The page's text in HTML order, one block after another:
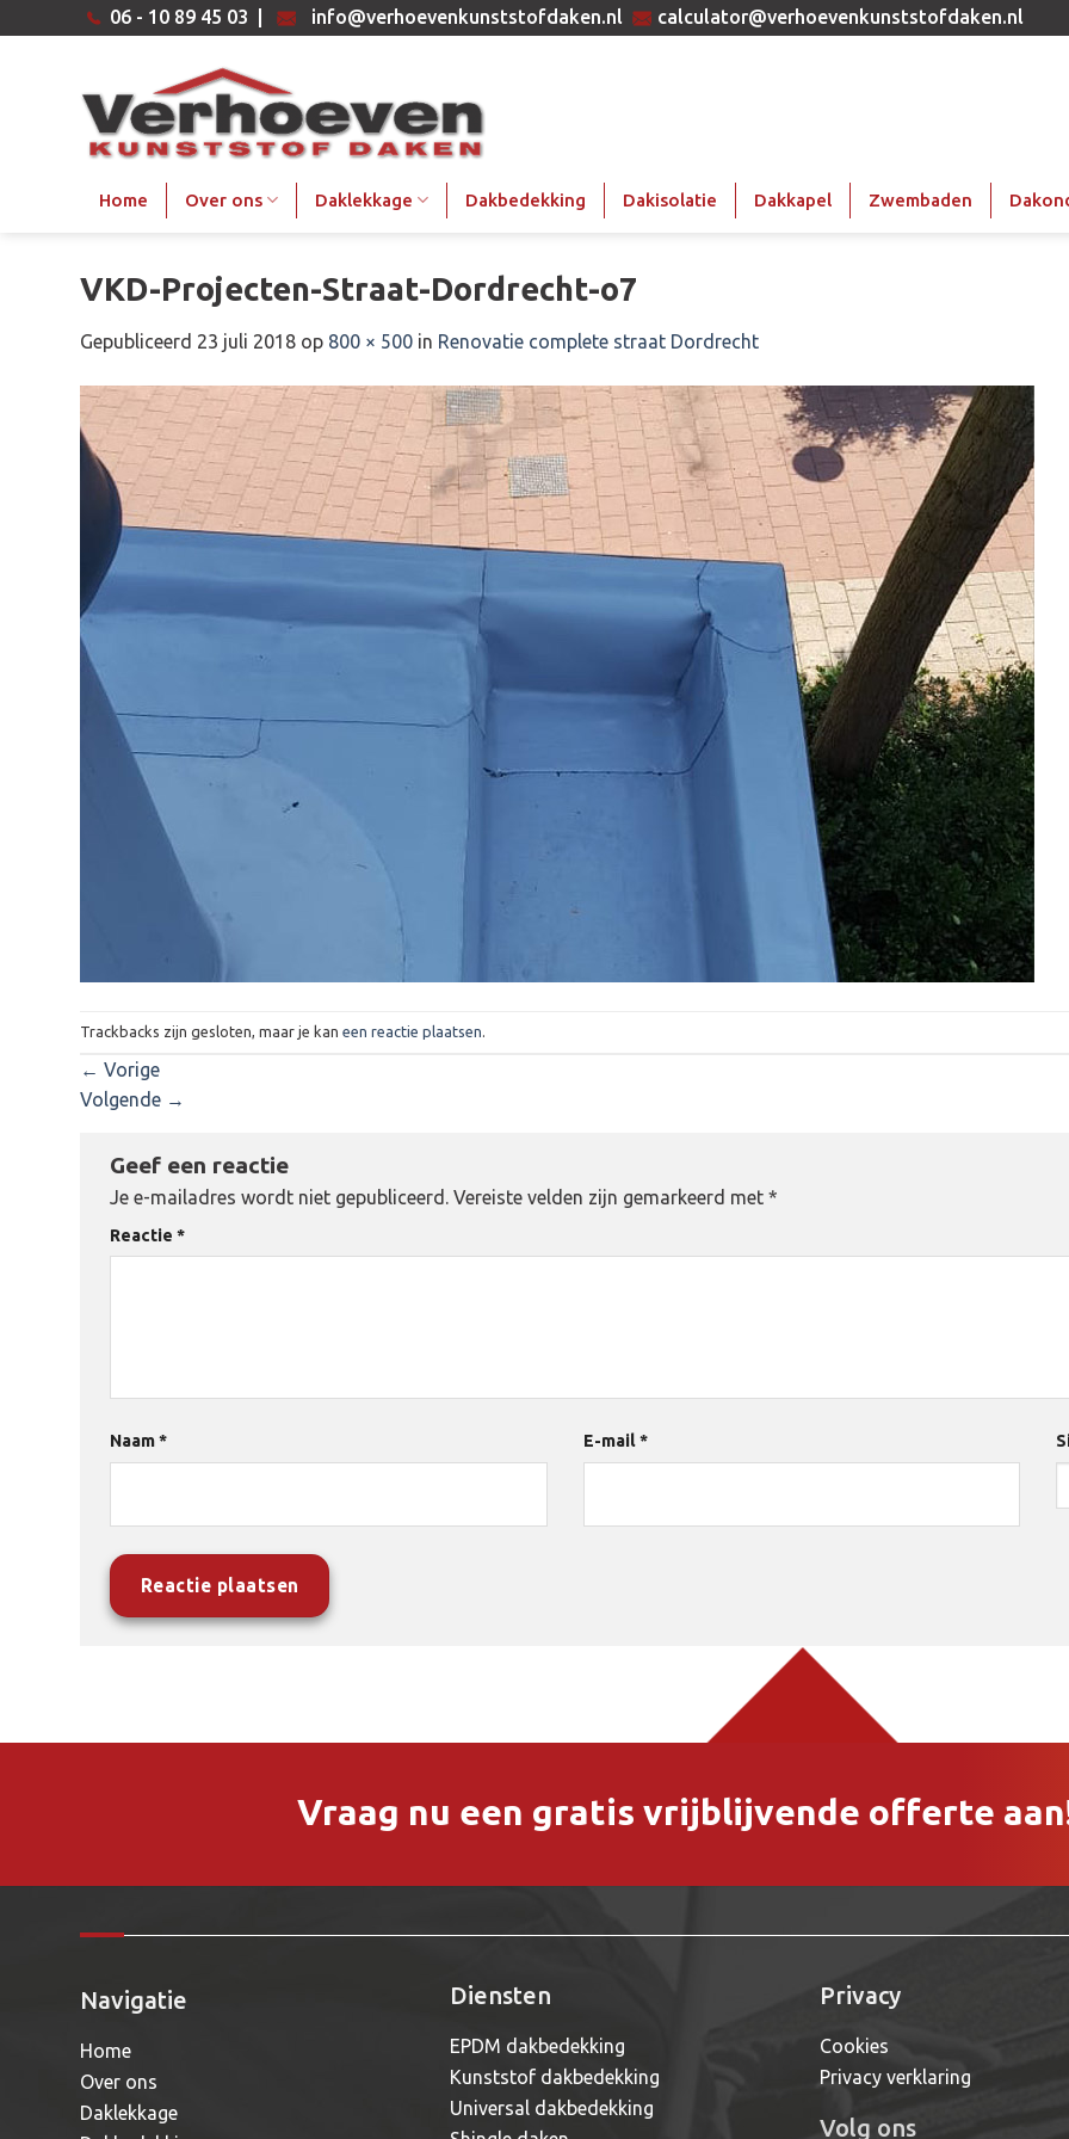
naar
06 - 10 89 45 03 info@verhoevenkunststofdaken.nl calculator@verhoevenkunststofdaken.nl
Home Over ons Daklekkage Dakbedekking Dakisolatie Dakkapel Zwembaden
VKD-Projecten-Straat-Dordrecht-o7
Gepubliceerd 23 juli 2018 op 800 × 500 in Renovatie complete straat Dordrecht
Trackbacks zijn gesloten, maar je kan een reactie plaatsen.
← Vorige
Volgende →
Geef een reactie
Je e-mailadres wordt niet gepubliceerd. Vereiste velden zijn gemarkeerd met *
Reactie *
Naam* E-mail*
Vraag nu een gratis vrijblijvende offerte
Navigatie
Home
Over ons
Daklekkage
Diensten
EPDM dakbedekking
Kunststof dakbedekking
Universal dakbedekking
Privacy
Cookies
Privacy verklaring
Volg ons